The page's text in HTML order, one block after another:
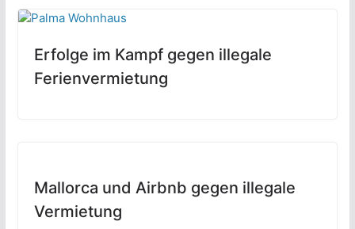
Erfolge im Kampf gegen illegale
Ferienvermietung
Mallorca und Airbnb gegen illegale
Vermietung